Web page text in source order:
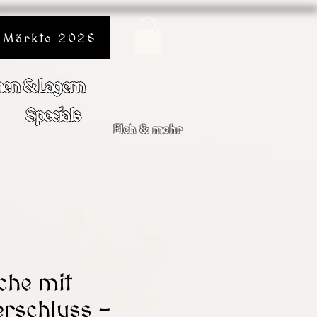
Märkte 2026
& Lagern
Specials
Elch & mehr
mit
-